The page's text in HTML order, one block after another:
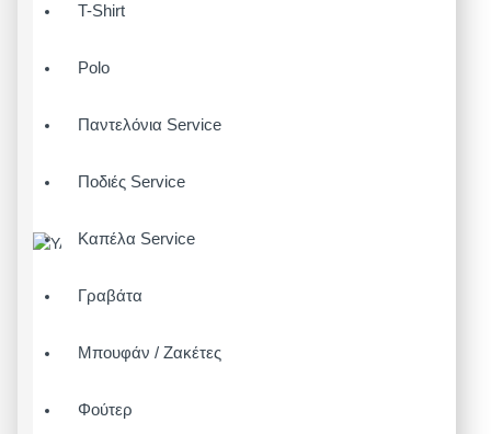
T-Shirt
Polo
Παντελόνια Service
Ποδιές Service
Καπέλα Service
Γραβάτα
Μπουφάν / Ζακέτες
Φούτερ